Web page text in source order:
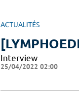
ACTUALITÉS
Interview
25/04/2022 02:00